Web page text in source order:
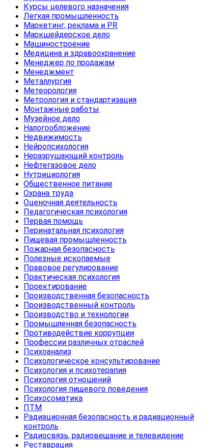
Курсы целевого назначения
Легкая промышленность
Маркетинг, реклама и PR
Маркшейдерское дело
Машиностроение
Медицина и здравоохранение
Менеджер по продажам
Менеджмент
Металлургия
Метеорология
Метрология и стандартизация
Монтажные работы
Музейное дело
Налогообложение
Недвижимость
Нейропсихология
Неразрушающий контроль
Нефтегазовое дело
Нутрициология
Общественное питание
Охрана труда
Оценочная деятельность
Педагогическая психология
Первая помощь
Перинатальная психология
Пищевая промышленность
Пожарная безопасность
Полезные ископаемые
Правовое регулирование
Практическая психология
Проектирование
Производственная безопасность
Производственный контроль
Производство и технологии
Промышленная безопасность
Противодействие коррупции
Профессии различных отраслей
Психоанализ
Психологическое консультирование
Психология и психотерапия
Психология отношений
Психология пищевого поведения
Психосоматика
ПТМ
Радиационная безопасность и радиационный
контроль
Радиосвязь, радиовещание и телевидение
Реставрация